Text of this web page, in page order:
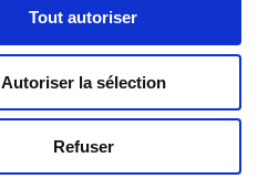
Tout autoriser
Autoriser la sélection
Refuser